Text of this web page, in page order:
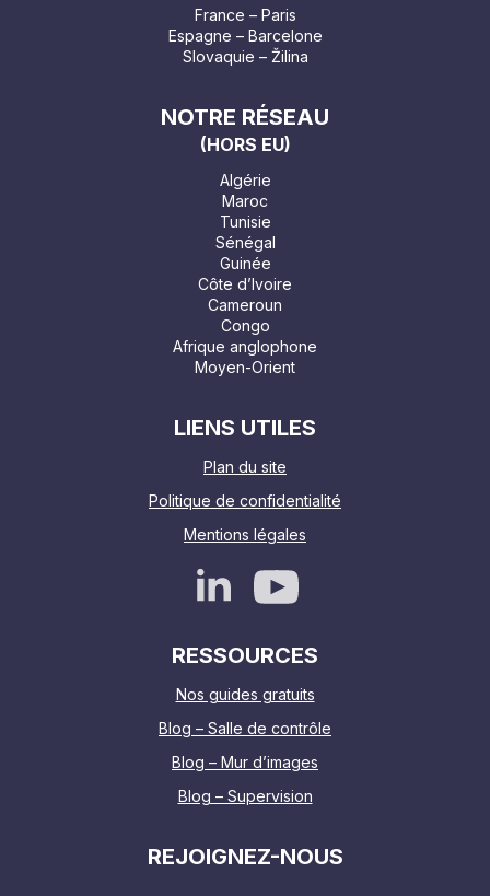
France – Paris
Espagne – Barcelone
Slovaquie – Žilina
NOTRE RÉSEAU
(HORS EU)
Algérie
Maroc
Tunisie
Sénégal
Guinée
Côte d’Ivoire
Cameroun
Congo
Afrique anglophone
Moyen-Orient
LIENS UTILES
Plan du site
Politique de confidentialité
Mentions légales
RESSOURCES
Nos guides gratuits
Blog – Salle de contrôle
Blog – Mur d’images
Blog – Supervision
REJOIGNEZ-NOUS